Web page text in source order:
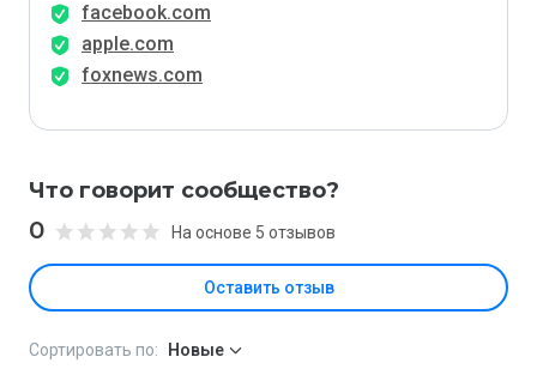
facebook.com
apple.com
foxnews.com
Что говорит сообщество?
0 На основе 5 отзывов
Оставить отзыв
Сортировать по: Новые